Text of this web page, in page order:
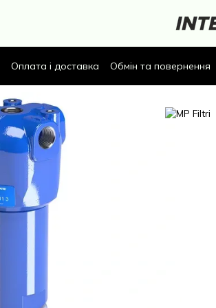
Оплата і доставка Обмін та повернення